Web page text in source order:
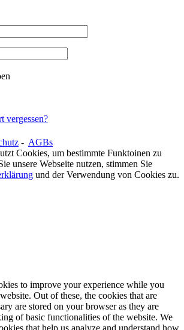
vergessen?
- AGBs
Cookies, um bestimmte Funktoinen zu
unsere Webseite nutzen, stimmen Sie
und der Verwendung von Cookies zu.
to improve your experience while you
Out of these, the cookies that are
are stored on your browser as they are
of basic functionalities of the website. We
that help us analyze and understand how